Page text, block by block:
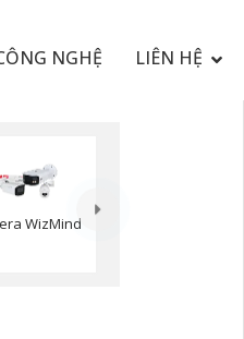
NGHỆ LIÊN HỆ
WizMind